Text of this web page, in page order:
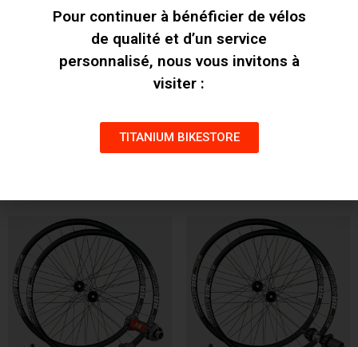
Sélectionner des
Cycles Meral Hansel
Sélectionner des
Pour continuer à bénéficier de vélos
de qualité et d’un service
personnalisé, nous vous invitons à
visiter :
TITANIUM BIKESTORE